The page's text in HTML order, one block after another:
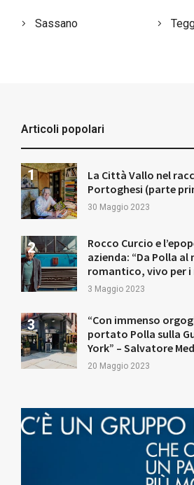
Sassano
Articoli popolari
La Città Vallo nel
Portoghesi (parte
30 Maggio 2023
Rocco Curcio e
azienda: “Da Polla al
romantico, vivo per
3 Maggio 2023
“Con immenso
portato Polla sulla
York” – Salvatore
20 Maggio 2023